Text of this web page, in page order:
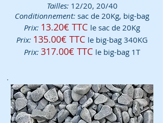
Tailles:12/20, 20/40
Conditionnement: sac de 20Kg, big-bag
Prix: 13.20€ TTC le sac de 20Kg
Prix: 135.00€ TTC le big-bag 340KG
Prix: 317.00€ TTC le big-bag 1T